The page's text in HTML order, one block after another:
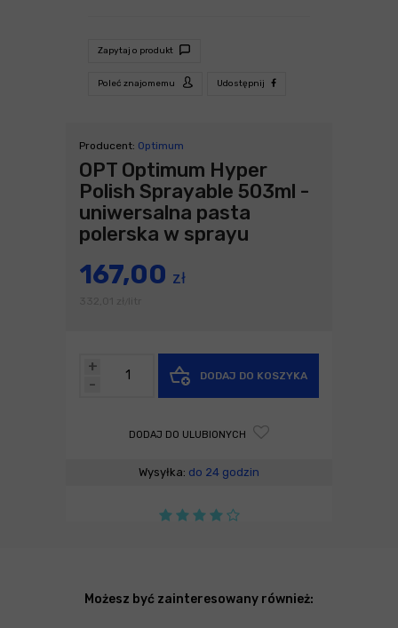
Zapytaj o produkt
Poleć znajomemu Udostępnij
Producent: Optimum
OPT Optimum Hyper
Polish Sprayable 503ml -
uniwersalna pasta
polerska w sprayu
167,00 zł
-
+
DODAJ DO KOSZYKA
DODAJ DO ULUBIONYCH
Wysyłka: do 24 godzin
Możesz być zainteresowany również: